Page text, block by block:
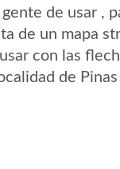
gente de usar ,
de un mapa
con las
de